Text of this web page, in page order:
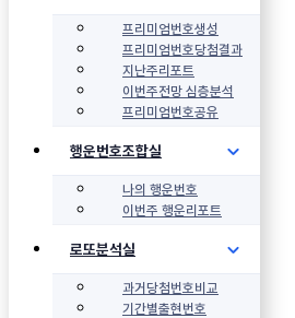
프리미엄번호생성
프리미엄번호당첨결과
지난주리포트
이번주전망 심층분석
프리미엄번호공유
행운번호조합실
나의 행운번호
이번주 행운리포트
로또분석실
과거당첨번호비교
기간별출현번호